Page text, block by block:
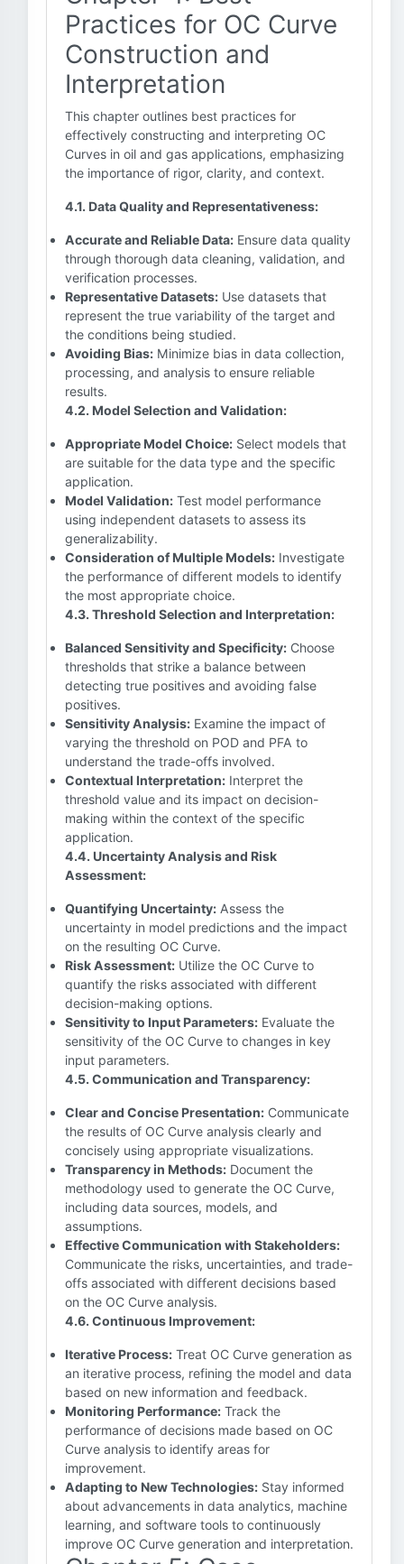
Practices for OC Curve
Construction and
Interpretation
This chapter outlines best practices for
effectively constructing and interpreting OC
Curves in oil and gas applications, emphasizing
the importance of rigor, clarity, and context.
4.1. Data Quality and Representativeness:
Accurate and Reliable Data: Ensure data quality
through thorough data cleaning, validation, and
verification processes.
Representative Datasets: Use datasets that
represent the true variability of the target and
the conditions being studied.
Avoiding Bias: Minimize bias in data collection,
processing, and analysis to ensure reliable
results.
4.2. Model Selection and Validation:
Appropriate Model Choice: Select models that
are suitable for the data type and the specific
application.
Model Validation: Test model performance
using independent datasets to assess its
generalizability.
Consideration of Multiple Models: Investigate
the performance of different models to identify
the most appropriate choice.
4.3. Threshold Selection and Interpretation:
Balanced Sensitivity and Specificity: Choose
thresholds that strike a balance between
detecting true positives and avoiding false
positives.
Sensitivity Analysis: Examine the impact of
varying the threshold on POD and PFA to
understand the trade-offs involved.
Contextual Interpretation: Interpret the
threshold value and its impact on decision-
making within the context of the specific
application.
4.4. Uncertainty Analysis and Risk
Assessment:
Quantifying Uncertainty: Assess the
uncertainty in model predictions and the impact
on the resulting OC Curve.
Risk Assessment: Utilize the OC Curve to
quantify the risks associated with different
decision-making options.
Sensitivity to Input Parameters: Evaluate the
sensitivity of the OC Curve to changes in key
input parameters.
4.5. Communication and Transparency:
Clear and Concise Presentation: Communicate
the results of OC Curve analysis clearly and
concisely using appropriate visualizations.
Transparency in Methods: Document the
methodology used to generate the OC Curve,
including data sources, models, and
assumptions.
Effective Communication with Stakeholders:
Communicate the risks, uncertainties, and trade-
offs associated with different decisions based
on the OC Curve analysis.
4.6. Continuous Improvement:
Iterative Process: Treat OC Curve generation as
an iterative process, refining the model and data
based on new information and feedback.
Monitoring Performance: Track the
performance of decisions made based on OC
Curve analysis to identify areas for
improvement.
Adapting to New Technologies: Stay informed
about advancements in data analytics, machine
learning, and software tools to continuously
improve OC Curve generation and interpretation.